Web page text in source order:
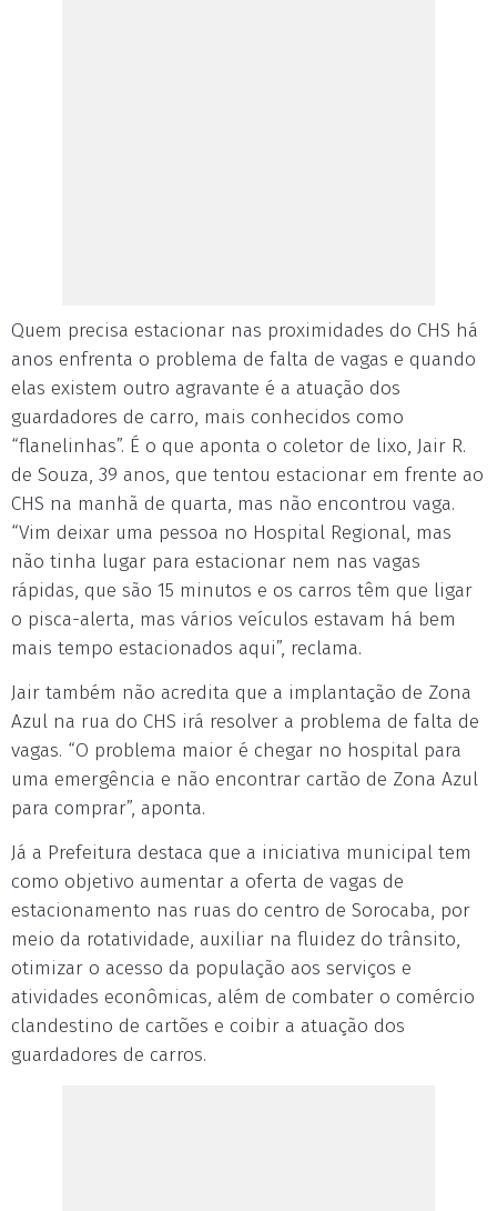
Quem precisa estacionar nas proximidades do CHS há
anos enfrenta o problema de falta de vagas e quando
elas existem outro agravante é a atuação dos
guardadores de carro, mais conhecidos como
“flanelinhas”. É o que aponta o coletor de lixo, Jair R.
de Souza, 39 anos, que tentou estacionar em frente ao
CHS na manhã de quarta, mas não encontrou vaga.
“Vim deixar uma pessoa no Hospital Regional, mas
não tinha lugar para estacionar nem nas vagas
rápidas, que são 15 minutos e os carros têm que ligar
o pisca-alerta, mas vários veículos estavam há bem
mais tempo estacionados aqui”, reclama.
Jair também não acredita que a implantação de Zona
Azul na rua do CHS irá resolver a problema de falta de
vagas. “O problema maior é chegar no hospital para
uma emergência e não encontrar cartão de Zona Azul
para comprar”, aponta.
Já a Prefeitura destaca que a iniciativa municipal tem
como objetivo aumentar a oferta de vagas de
estacionamento nas ruas do centro de Sorocaba, por
meio da rotatividade, auxiliar na fluidez do trânsito,
otimizar o acesso da população aos serviços e
atividades econômicas, além de combater o comércio
clandestino de cartões e coibir a atuação dos
guardadores de carros.